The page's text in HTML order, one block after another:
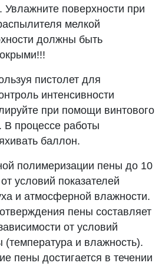
Увлажните поверхности при
мелкой
должны быть
пистолет для
интенсивности
при помощи винтового
В процессе работы
баллон.
полимеризации пены до 10
условий показателей
и атмосферной влажности.
пены составляет
от условий
и влажность).
пены достигается в течении